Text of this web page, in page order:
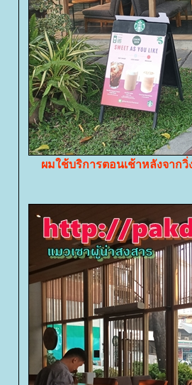
ผมใช้บริการตอนเช้าหลังจ